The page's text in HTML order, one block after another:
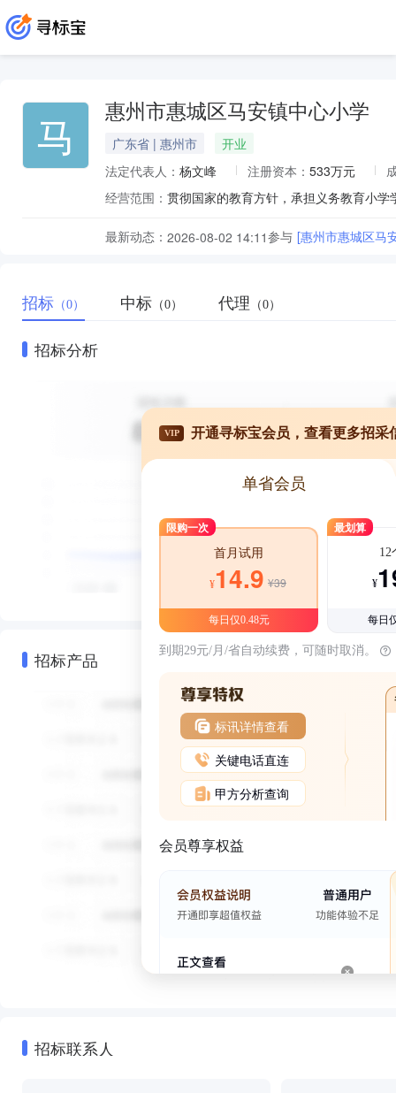
马 惠州市惠城区马安镇中心小学
广东省 | 惠州市
开业
法定代表人： 杨文峰 注册资本： 533万元
经营范围： 贯彻国家的教育方针，承担义务教育小学
最新动态： 2026-08-02 14:11参与 [惠州市惠城区马
招标 （0） 中标 （0） 代理 （0）
招标分析
招标产品
VIP 开通寻标宝会员，查看更多招采
单省会员
限购一次
首月试用
¥14.9 ¥39
每日仅0.48元
最划算
12
¥
每日
到期29元/月/省自动续费，可随时取消。
标讯详情查看
关键电话直连
甲方分析查询
会员尊享权益
招标联系人